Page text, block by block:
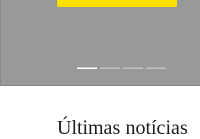
Ajude nossa investigações
Últimas notícias